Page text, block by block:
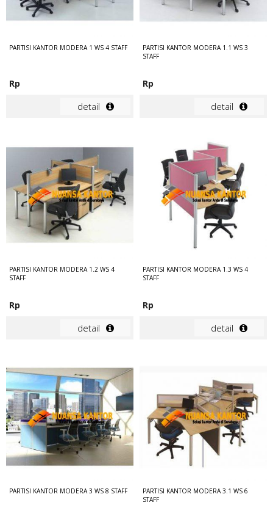
PARTISI KANTOR MODERA 1 WS 4 STAFF
Rp
detail
PARTISI KANTOR MODERA 1.1 WS 3
STAFF
Rp
detail
PARTISI KANTOR MODERA 1.2 WS 4
STAFF
Rp
detail
PARTISI KANTOR MODERA 1.3 WS 4
STAFF
Rp
detail
PARTISI KANTOR MODERA 3 WS 8 STAFF
PARTISI KANTOR MODERA 3.1 WS 6
STAFF